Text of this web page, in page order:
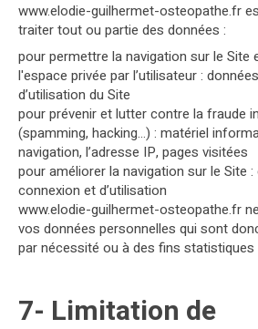
www.elodie-guilhermet-osteopathe.fr
traiter tout ou partie des données :
pour permettre la navigation sur le Site
l'espace privée par l’utilisateur :
d’utilisation du Site
pour prévenir et lutter contre la fraude
(spamming, hacking…) : matériel
navigation, l’adresse IP, pages visitées
pour améliorer la navigation sur le Site :
connexion et d’utilisation
www.elodie-guilhermet-osteopathe.fr
vos données personnelles qui sont
par nécessité ou à des fins statistiques
7- Limitation de